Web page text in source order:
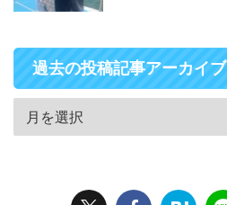
過去の投稿記事アーカイブ